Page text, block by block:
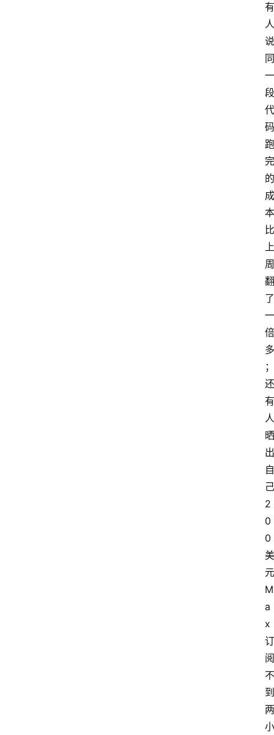
有
人
说
同
一
段
代
码
跑
完
的
成
本
比
上
周
翻
了
一
倍
多
；
还
有
人
晒
出
自
己
2
0
0
美
元
M
a
x
订
阅
不
到
两
小